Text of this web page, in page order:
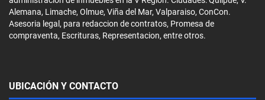
Alemana, Limache, Olmue, Viña del Mar, Valparaiso, ConCon.
Asesoria legal, para redaccion de contratos, Promesa de
compraventa, Escrituras, Representacion, entre otros.
UBICACIÓN Y CONTACTO